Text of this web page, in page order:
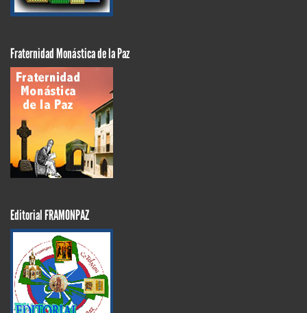
Fraternidad Monástica de la Paz
Editorial FRAMONPAZ